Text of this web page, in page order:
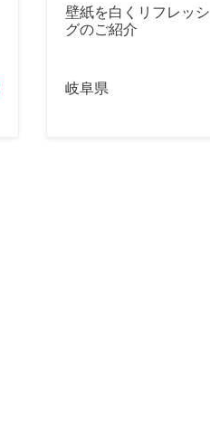
壁紙を白くリフレッ
グのご紹介
岐阜県